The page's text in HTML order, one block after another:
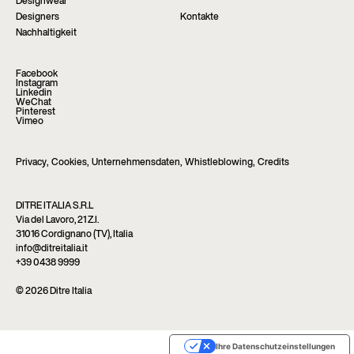
Designers
Kontakte
Nachhaltigkeit
Facebook
Instagram
Linkedin
WeChat
Pinterest
Vimeo
Privacy, Cookies, Unternehmensdaten, Whistleblowing, Credits
DITRE ITALIA S.R.L
Via del Lavoro, 21 Z.I.
31016 Cordignano (TV), Italia
info@ditreitalia.it
+39 0438 9999
© 2026 Ditre Italia
Ihre Datenschutzeinstellungen